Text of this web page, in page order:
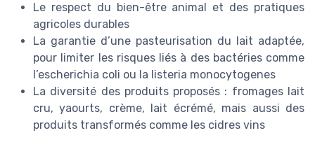
Le respect du bien-être animal et des pratiques
agricoles durables
La garantie d’une pasteurisation du lait adaptée,
pour limiter les risques liés à des bactéries comme
l’escherichia coli ou la listeria monocytogenes
La diversité des produits proposés : fromages lait
cru, yaourts, crème, lait écrémé, mais aussi des
produits transformés comme les cidres vins